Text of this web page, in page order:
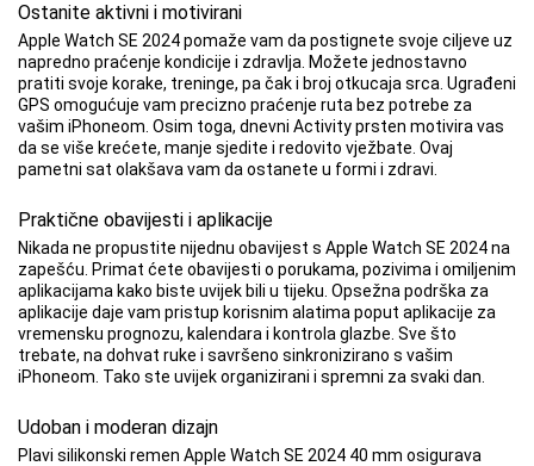
Ostanite aktivni i motivirani
Apple Watch SE 2024 pomaže vam da postignete svoje ciljeve uz
napredno praćenje kondicije i zdravlja. Možete jednostavno
pratiti svoje korake, treninge, pa čak i broj otkucaja srca. Ugrađeni
GPS omogućuje vam precizno praćenje ruta bez potrebe za
vašim iPhoneom. Osim toga, dnevni Activity prsten motivira vas
da se više krećete, manje sjedite i redovito vježbate. Ovaj
pametni sat olakšava vam da ostanete u formi i zdravi.
Praktične obavijesti i aplikacije
Nikada ne propustite nijednu obavijest s Apple Watch SE 2024 na
zapešću. Primat ćete obavijesti o porukama, pozivima i omiljenim
aplikacijama kako biste uvijek bili u tijeku. Opsežna podrška za
aplikacije daje vam pristup korisnim alatima poput aplikacije za
vremensku prognozu, kalendara i kontrola glazbe. Sve što
trebate, na dohvat ruke i savršeno sinkronizirano s vašim
iPhoneom. Tako ste uvijek organizirani i spremni za svaki dan.
Udoban i moderan dizajn
Plavi silikonski remen Apple Watch SE 2024 40 mm osigurava